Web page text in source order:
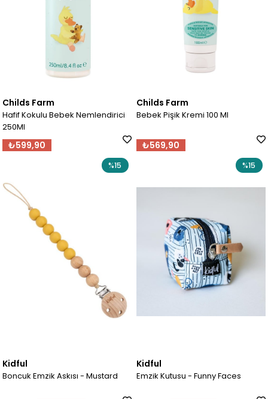
Childs Farm
Hafif Kokulu Bebek Nemlendirici
250Ml
₺599,90
Childs Farm
Bebek Pişik Kremi 100 Ml
₺569,90
Kidful
Boncuk Emzik Askısı - Mustard
%15
Kidful
Emzik Kutusu - Funny Faces
%15